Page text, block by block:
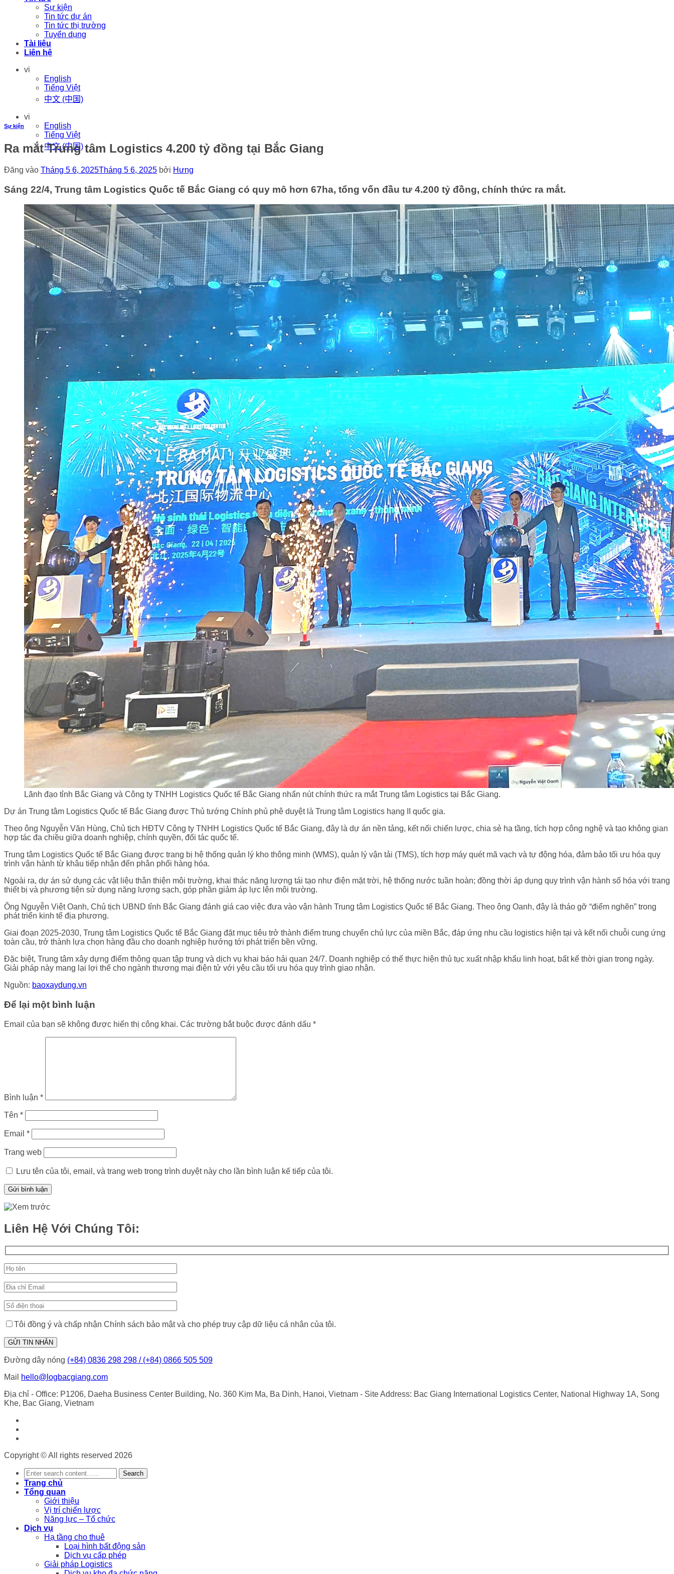
Sự kiện
Tin tức dự án
Tin tức thị trường
Tuyển dụng
Tài liệu
Liên hệ
vi
English
Tiếng Việt
中文 (中国)
vi
English
Tiếng Việt
中文 (中国)
Sự kiện
Ra mắt Trung tâm Logistics 4.200 tỷ đồng tại Bắc Giang
Đăng vào Tháng 5 6, 2025Tháng 5 6, 2025 bởi Hưng
Sáng 22/4, Trung tâm Logistics Quốc tế Bắc Giang có quy mô hơn 67ha, tổng vốn đầu tư 4.200 tỷ đồng, chính thức ra mắt.
Lãnh đạo tỉnh Bắc Giang và Công ty TNHH Logistics Quốc tế Bắc Giang nhấn nút chính thức ra mắt Trung tâm Logistics tại Bắc Giang.
Dự án Trung tâm Logistics Quốc tế Bắc Giang được Thủ tướng Chính phủ phê duyệt là Trung tâm Logistics hạng II quốc gia.
Theo ông Nguyễn Văn Hùng, Chủ tịch HĐTV Công ty TNHH Logistics Quốc tế Bắc Giang, đây là dự án nền tảng, kết nối chiến lược, chia sẻ hạ tầng, tích hợp công nghệ và tạo không gian
hợp tác đa chiều giữa doanh nghiệp, chính quyền, đối tác quốc tế.
Trung tâm Logistics Quốc tế Bắc Giang được trang bị hệ thống quản lý kho thông minh (WMS), quản lý vận tải (TMS), tích hợp máy quét mã vạch và tự động hóa, đảm bảo tối ưu hóa quy
trình vận hành từ khâu tiếp nhận đến phân phối hàng hóa.
Ngoài ra, dự án sử dụng các vật liệu thân thiện môi trường, khai thác năng lượng tái tạo như điện mặt trời, hệ thống nước tuần hoàn; đồng thời áp dụng quy trình vận hành số hóa với trang
thiết bị và phương tiện sử dụng năng lượng sạch, góp phần giảm áp lực lên môi trường.
Ông Nguyễn Việt Oanh, Chủ tịch UBND tỉnh Bắc Giang đánh giá cao việc đưa vào vận hành Trung tâm Logistics Quốc tế Bắc Giang. Theo ông Oanh, đây là tháo gỡ “điểm nghẽn” trong
phát triển kinh tế địa phương.
Giai đoạn 2025-2030, Trung tâm Logistics Quốc tế Bắc Giang đặt mục tiêu trở thành điểm trung chuyển chủ lực của miền Bắc, đáp ứng nhu cầu logistics hiện tại và kết nối chuỗi cung ứng
toàn cầu, trở thành lựa chọn hàng đầu cho doanh nghiệp hướng tới phát triển bền vững.
Đặc biệt, Trung tâm xây dựng điểm thông quan tập trung và dịch vụ khai báo hải quan 24/7. Doanh nghiệp có thể thực hiện thủ tục xuất nhập khẩu linh hoạt, bất kể thời gian trong ngày.
Giải pháp này mang lại lợi thế cho ngành thương mại điện tử với yêu cầu tối ưu hóa quy trình giao nhận.
Nguồn: baoxaydung.vn
Để lại một bình luận
Email của bạn sẽ không được hiển thị công khai. Các trường bắt buộc được đánh dấu *
Bình luận *
Tên *
Email *
Trang web
Lưu tên của tôi, email, và trang web trong trình duyệt này cho lần bình luận kế tiếp của tôi.
Liên Hệ Với Chúng Tôi:
Tôi đồng ý và chấp nhận Chính sách bảo mật và cho phép truy cập dữ liệu cá nhân của tôi.
Đường dây nóng (+84) 0836 298 298 / (+84) 0866 505 509
Mail
hello@logbacgiang.com
Địa chỉ - Office: P1206, Daeha Business Center Building, No. 360 Kim Ma, Ba Dinh, Hanoi, Vietnam - Site Address: Bac Giang International Logistics Center, National Highway 1A, Song
Khe, Bac Giang, Vietnam
Copyright © All rights reserved 2026
Search
Trang chủ
Tổng quan
Giới thiệu
Vị trí chiến lược
Năng lực – Tổ chức
Dịch vụ
Hạ tầng cho thuê
Loại hình bất động sản
Dịch vụ cấp phép
Giải pháp Logistics